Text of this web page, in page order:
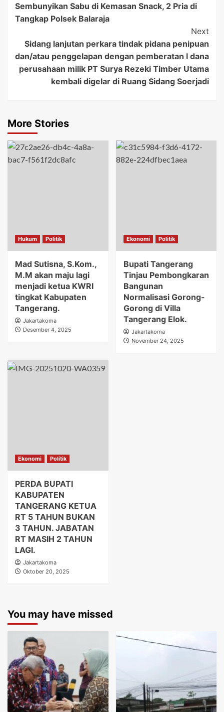
Navigation
Sembunyikan Sabu di Kemasan Snack, 2 Pria di
Tangkap Polsek Balaraja
Next
Sidang lanjutan perkara tindak pidana penipuan
dan/atau penggelapan dengan pemberatan l dana
perusahaan milik PT Surya Rezeki Timber Utama
kembali digelar di Ruang Sidang Soerjadi
More Stories
Hukum Politik
Mad Sutisna, S.Kom.,
M.M akan maju lagi
menjadi ketua KWRI
tingkat Kabupaten
Tangerang.
Jakartakoma
Desember 4, 2025
Ekonomi Politik
Bupati Tangerang
Tinjau Pembongkaran
Bangunan
Normalisasi Gorong-
Gorong di Villa
Tangerang Elok.
Jakartakoma
November 24, 2025
Ekonomi Politik
PERDA BUPATI
KABUPATEN
TANGERANG KETUA
RT 5 TAHUN BUKAN
3 TAHUN. JABATAN
RT MASIH 2 TAHUN
LAGI.
Jakartakoma
Oktober 20, 2025
You may have missed